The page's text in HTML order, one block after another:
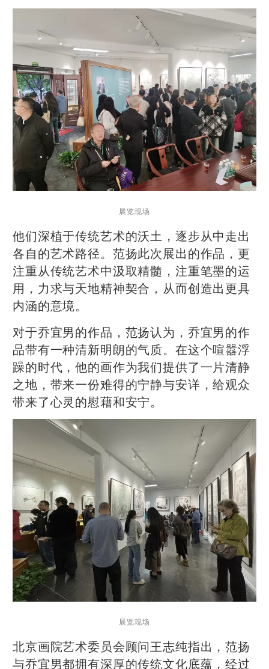
展览现场
他们深植于传统艺术的沃土，逐步从中走出
各自的艺术路径。范扬此次展出的作品，更
注重从传统艺术中汲取精髓，注重笔墨的运
用，力求与天地精神契合，从而创造出更具
内涵的意境。
对于乔宜男的作品，范扬认为，乔宜男的作
品带有一种清新明朗的气质。在这个喧嚣浮
躁的时代，他的画作为我们提供了一片清静
之地，带来一份难得的宁静与安详，给观众
带来了心灵的慰藉和安宁。
展览现场
北京画院艺术委员会顾问王志纯指出，范扬
与乔宜男都拥有深厚的传统文化底蕴，经过